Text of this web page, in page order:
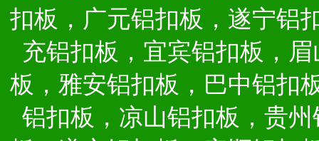
扣板，广元铝扣板，遂宁铝
充铝扣板，宜宾铝扣板，
板，雅安铝扣板，巴中铝扣
铝扣板，凉山铝扣板，贵